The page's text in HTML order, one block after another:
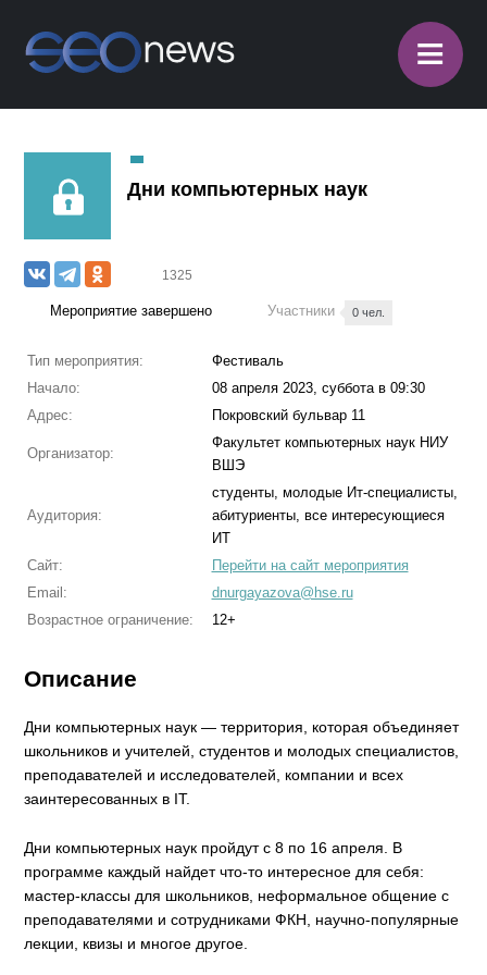
≡
Дни компьютерных наук
1325
Мероприятие завершено Участники 0 чел.
Тип мероприятия:
Фестиваль
Начало:
08 апреля 2023, суббота в 09:30
Адрес:
Покровский бульвар 11
Организатор:
Факультет компьютерных наук НИУ
ВШЭ
Аудитория:
студенты, молодые Ит-специалисты,
абитуриенты, все интересующиеся
ИТ
Сайт:
Перейти на сайт мероприятия
Email:
dnurgayazova@hse.ru
Возрастное ограничение:
12+
Описание
Дни компьютерных наук — территория, которая объединяет
школьников и учителей, студентов и молодых специалистов,
преподавателей и исследователей, компании и всех
заинтересованных в IT.
Дни компьютерных наук пройдут с 8 по 16 апреля. В
программе каждый найдет что-то интересное для себя:
мастер-классы для школьников, неформальное общение с
преподавателями и сотрудниками ФКН, научно-популярные
лекции, квизы и многое другое.